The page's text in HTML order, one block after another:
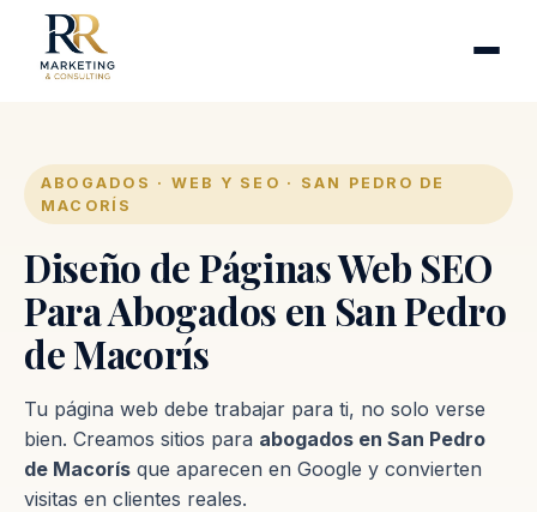
Industrias
Proceso
Contacto
ABOGADOS · WEB Y SEO · SAN PEDRO DE
MACORÍS
Diseño de Páginas Web SEO
Para Abogados en San Pedro
de Macorís
Tu página web debe trabajar para ti, no solo verse
bien. Creamos sitios para abogados en San Pedro
de Macorís que aparecen en Google y convierten
visitas en clientes reales.